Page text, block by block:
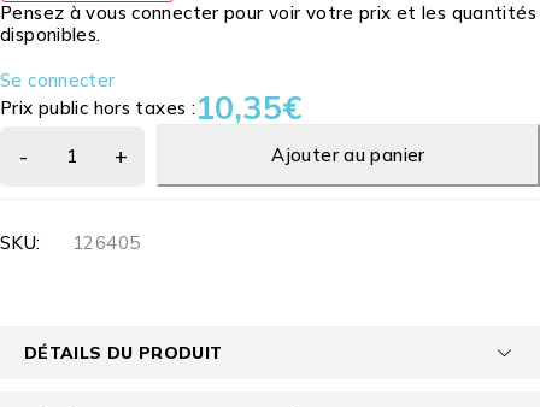
Pensez à vous connecter pour voir votre prix et les quantités
disponibles.
Se connecter
Prix public hors taxes :10,35€
Ajouter au panier
SKU: 126405
DÉTAILS DU PRODUIT